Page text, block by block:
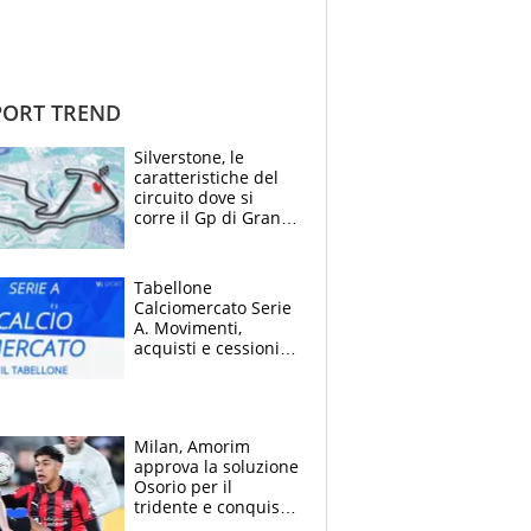
TREND
Silverstone, le
caratteristiche del
circuito dove si
corre il Gp di Gran
Tabellone
Calciomercato Serie
A. Movimenti,
acquisti e cessioni:
Milan, Amorim
approva la soluzione
Osorio per il
tridente e conquista